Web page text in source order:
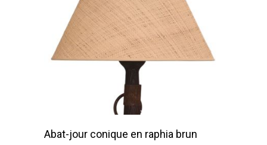
Abat-jour conique en raphia brun